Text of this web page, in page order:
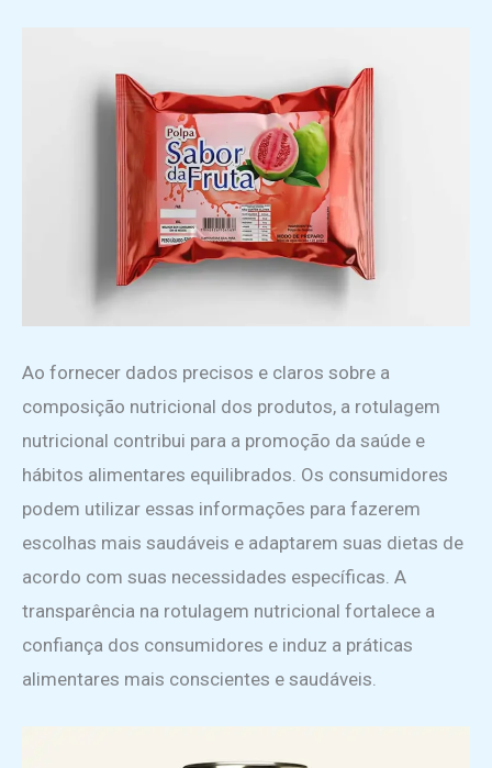
Ao fornecer dados precisos e claros sobre a
composição nutricional dos produtos, a rotulagem
nutricional contribui para a promoção da saúde e
hábitos alimentares equilibrados. Os consumidores
podem utilizar essas informações para fazerem
escolhas mais saudáveis e adaptarem suas dietas de
acordo com suas necessidades específicas. A
transparência na rotulagem nutricional fortalece a
confiança dos consumidores e induz a práticas
alimentares mais conscientes e saudáveis.